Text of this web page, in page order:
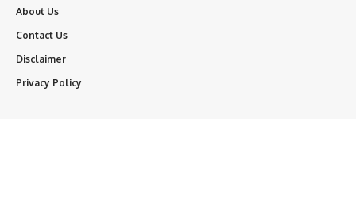
About Us
Contact Us
Disclaimer
Privacy Policy